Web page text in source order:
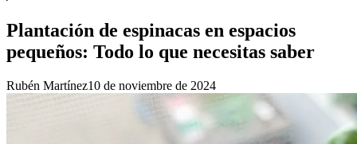
Plantación de espinacas en espacios
pequeños: Todo lo que necesitas saber
Rubén Martínez10 de noviembre de 2024